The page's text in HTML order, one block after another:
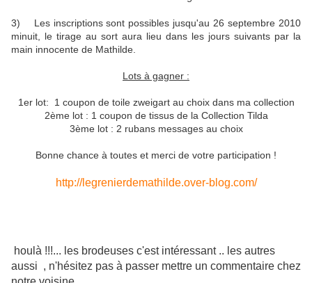
3) Les inscriptions sont possibles jusqu'au 26 septembre 2010
minuit, le tirage au sort aura lieu dans les jours suivants par la
main innocente de Mathilde.
Lots à gagner :
1er lot: 1 coupon de toile zweigart au choix dans ma collection
2ème lot : 1 coupon de tissus de la Collection Tilda
3ème lot : 2 rubans messages au choix
Bonne chance à toutes et merci de votre participation !
http://legrenierdemathilde.over-blog.com/
houlà !!!... les brodeuses c'est intéressant .. les autres
aussi , n'hésitez pas à passer mettre un commentaire chez